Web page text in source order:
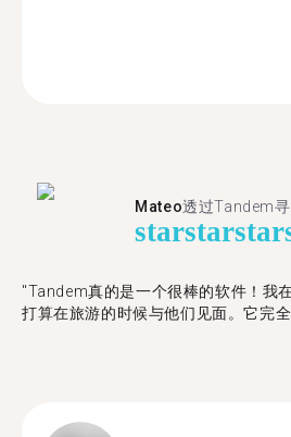
Mateo透过Tandem寻
starstarstar
"Tandem真的是一个很棒的软件！我
打算在旅游的时候与他们见面。它完